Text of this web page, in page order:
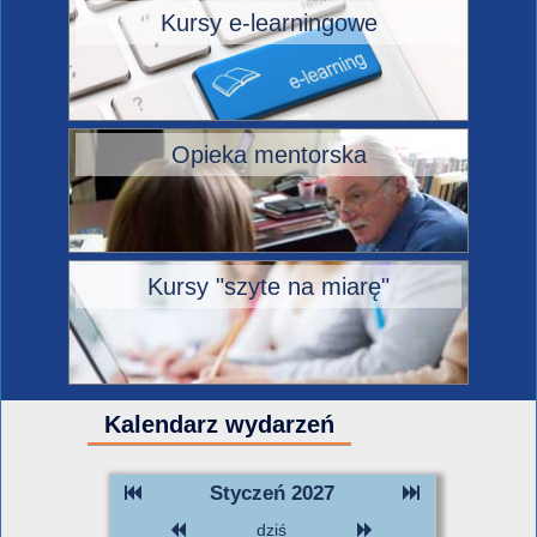
Kursy e-learningowe
Opieka mentorska
Kursy "szyte na miarę"
Kalendarz wydarzeń
Styczeń 2027
dziś